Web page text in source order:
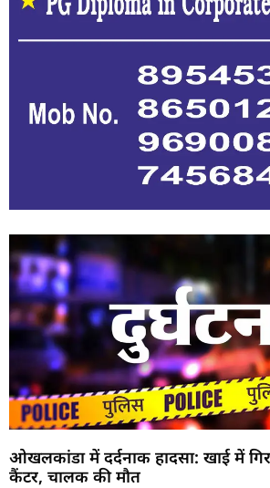
ओखलकांडा में दर्दनाक हादसा: खाई में
कैंटर, चालक की मौत